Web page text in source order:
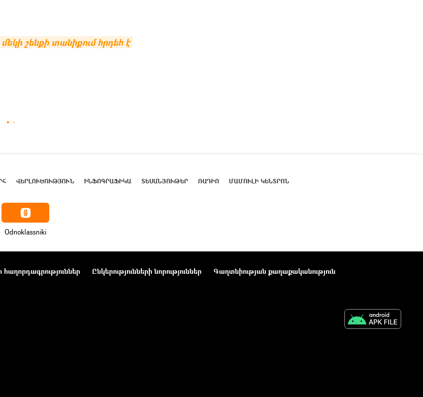
շենքի տանիքում հրդեհ է
ՎԵՐԼՈՒԾՈՒԹՅՈՒՆ ԻՆՖՈԳՐԱՖԻԿԱ ՏԵՍԱՆՅՈՒԹԵՐ ՌԱԴԻՈ ՄԱՄՈՒԼԻ ԿԵՆՏՐՈՆ
Odnoklassniki
հաղորդագրություններ Ընկերությունների նորություններ
Գաղտնիության քաղաքականություն